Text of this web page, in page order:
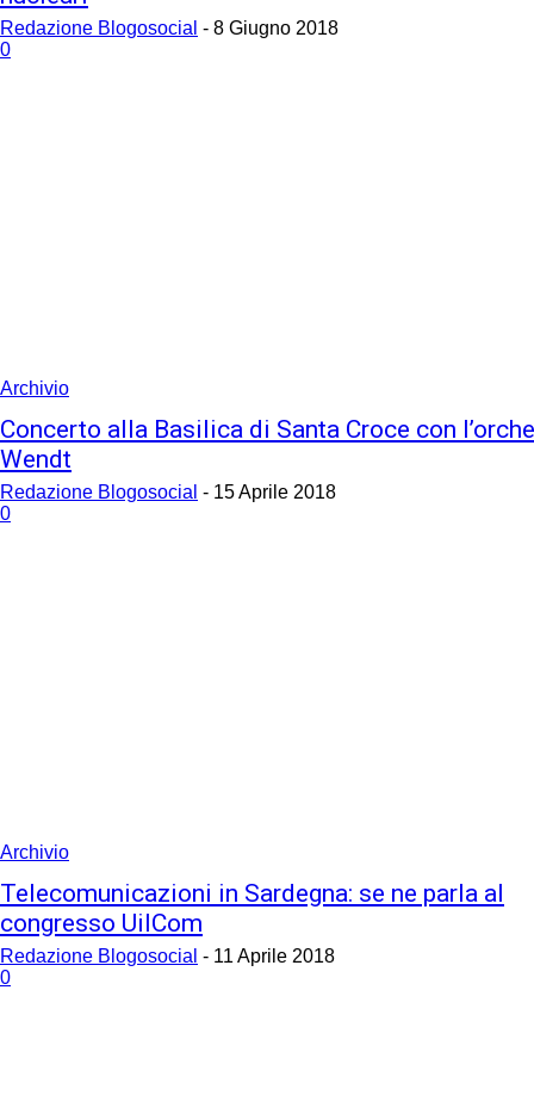
Redazione Blogosocial - 8 Giugno 2018
0
Archivio
Concerto alla Basilica di Santa Croce con
Wendt
Redazione Blogosocial - 15 Aprile 2018
0
Archivio
Telecomunicazioni in Sardegna: se ne parla al
congresso UilCom
Redazione Blogosocial - 11 Aprile 2018
0